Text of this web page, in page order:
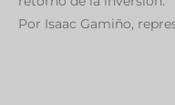
Por Isaac Gamiño,